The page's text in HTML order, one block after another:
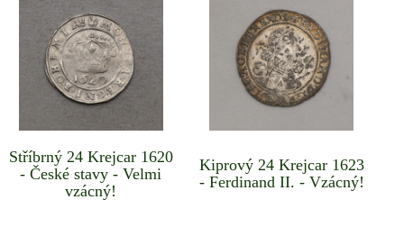
Stříbrný 24 Krejcar 1620
- České stavy - Velmi
vzácný!
Kiprový 24 Krejcar 1623
- Ferdinand II. - Vzácný!